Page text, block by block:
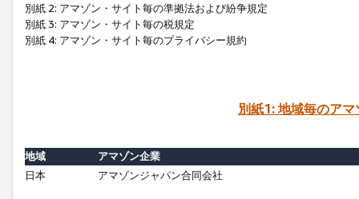
別紙 2: アマゾン・サイト毎の準拠法および紛争規定
別紙 3: アマゾン・サイト毎の税規定
別紙 4: アマゾン・サイト毎のプライバシー規約
別紙1: 地域毎のア
地域
アマゾン企業
日本
アマゾンジャパン合同会社